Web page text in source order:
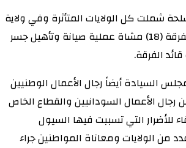
شملت كل الولايات المتأثرة وفي ولاية
النيل الأبيض نفذت الفرقة (18) مشاة عملية صيانة وتأهيل جسر
الفرقة.
السيادة أيضاً رجال الأعمال الوطنيين
الأعمال السودانيين والقطاع الخاص
للأضرار التي تسببت فيها السيول
من الولايات ومعاناة المواطنين جراء